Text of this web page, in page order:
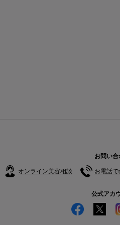
お問い合
オンライン美容相談 お電話
公式アカ